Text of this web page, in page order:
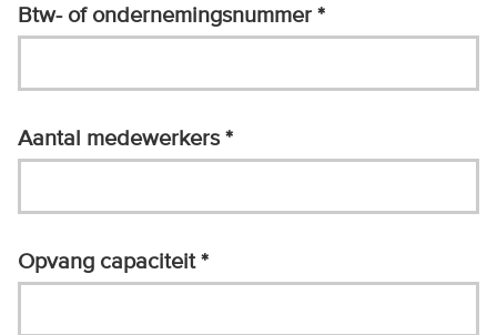
Btw- of ondernemingsnummer
Aantal medewerkers
Opvang capaciteit